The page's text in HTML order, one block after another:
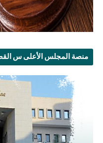
منصة المجلس الأعلى س